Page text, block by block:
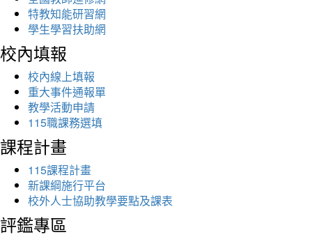
特教知能研習網
學生學習扶助網
校內填報
校內線上填報
重大事件通報單
教學活動申請
115職課務選填
課程計畫
115課程計畫
新課綱施行平台
校外人士協助教學要點及課表
評鑑專區